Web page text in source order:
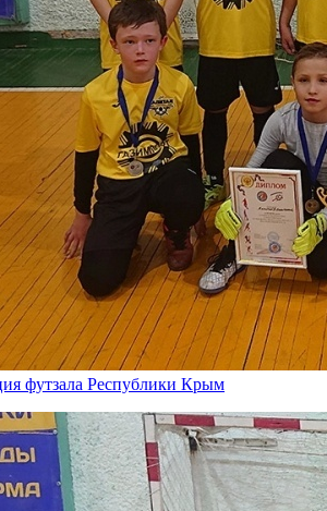
футзала Республики Крым